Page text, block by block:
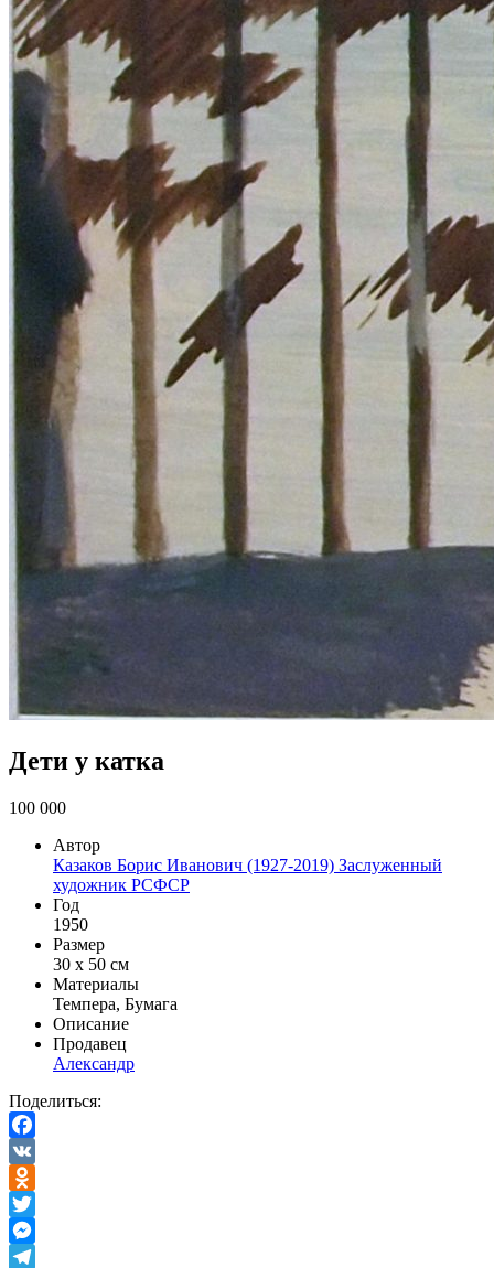
Дети у катка
100 000
Автор
Казаков Борис Иванович (1927-2019) Заслуженный
художник РСФСР
Год
1950
Размер
30 х 50 см
Материалы
Темпера, Бумага
Описание
Продавец
Александр
Поделиться:
Facebook
VK
Odnoklassniki
Twitter
Messenger